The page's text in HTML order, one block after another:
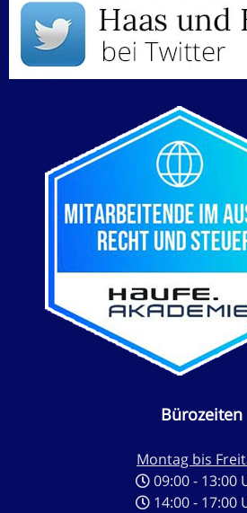
Bürozeiten
Montag bis
09:00 - 13:00
14:00 - 17:00